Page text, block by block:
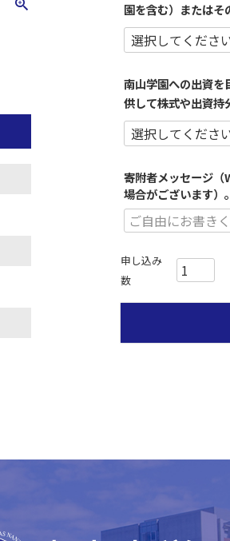
園を含む）またはそ
南山学園への出資を
供して株式や出資持
寄附者メッセージ
場合がございます）。